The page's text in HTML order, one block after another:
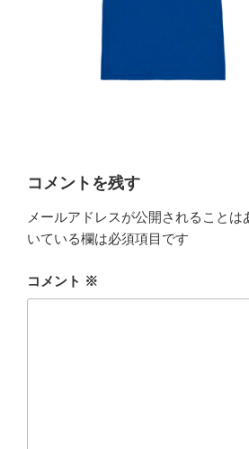
コメントを残す
メールアドレスが公開されることは
いている欄は必須項目です
コメント ※